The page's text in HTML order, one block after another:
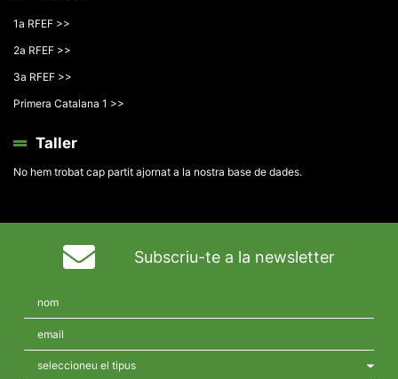
1a RFEF >>
2a RFEF >>
3a RFEF >>
Primera Catalana 1 >>
Taller
No hem trobat cap partit ajornat a la nostra base de dades.
Subscriu-te a la newsletter